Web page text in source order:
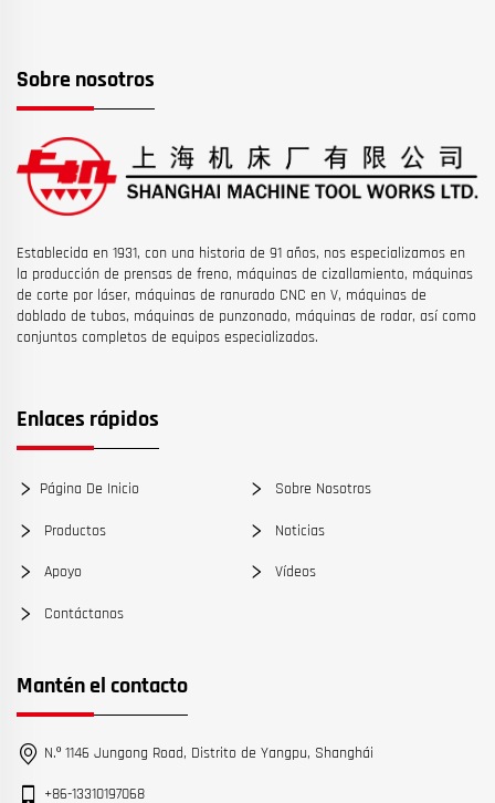
Sobre nosotros
Establecida en 1931, con una historia de 91 años, nos especializamos en
la producción de prensas de freno, máquinas de cizallamiento, máquinas
de corte por láser, máquinas de ranurado CNC en V, máquinas de
doblado de tubos, máquinas de punzonado, máquinas de rodar, así como
conjuntos completos de equipos especializados.
Enlaces rápidos
Página De Inicio Sobre Nosotros
Productos Noticias
Apoyo Vídeos
Contáctanos
Mantén el contacto
N.º 1146 Jungong Road, Distrito de Yangpu, Shanghái
+86-13310197068